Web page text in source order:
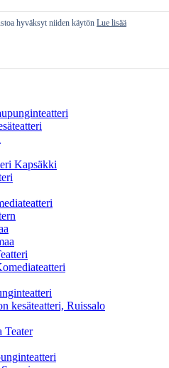
Kapsäkki
kesäteatteri, Ruissalo
Teater
hyväksyt niiden käytön Lue lisää